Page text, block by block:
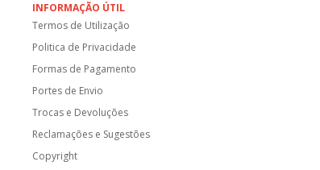
INFORMAÇÃO ÚTIL
Termos de Utilização
Politica de Privacidade
Formas de Pagamento
Portes de Envio
Trocas e Devoluções
Reclamações e Sugestões
Copyright